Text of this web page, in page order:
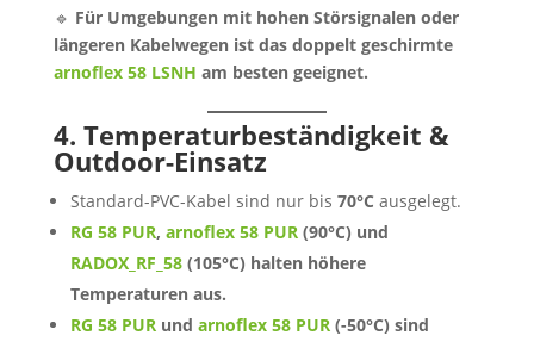
🔹 Für Umgebungen mit hohen Störsignalen oder
längeren Kabelwegen ist das doppelt geschirmte
arnoflex 58 LSNH am besten geeignet.
4. Temperaturbeständigkeit &
Outdoor-Einsatz
Standard-PVC-Kabel sind nur bis 70°C ausgelegt.
RG 58 PUR, arnoflex 58 PUR(90°C) und
RADOX_RF_58(105°C) halten höhere
Temperaturen aus.
RG 58 PURund arnoflex 58 PUR(-50°C) sind